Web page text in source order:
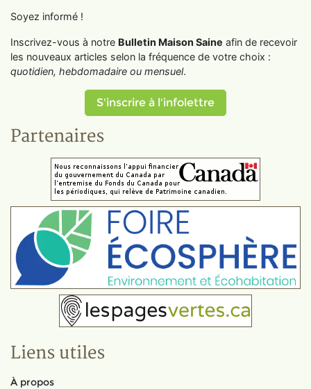
Soyez informé !
Inscrivez-vous à notre Bulletin Maison Saine afin de recevoir
les nouveaux articles selon la fréquence de votre choix :
quotidien, hebdomadaire ou mensuel.
S'inscrire à l'infolettre
Partenaires
Liens utiles
À propos